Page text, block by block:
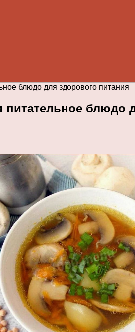
блюдо для здорового питания
блюдо